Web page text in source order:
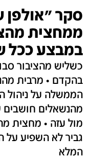
סקר "אולפן
ממחצית
במבצע ככל
כשליש מהציבור
בהקדם • מרבית
מהנשאלים
מול עזה • מחצית
גביר לא השפיע
המלא